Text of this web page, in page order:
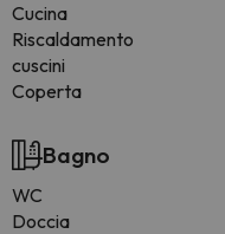
Cucina
Riscaldamento
cuscini
Coperta
Bagno
WC
Doccia